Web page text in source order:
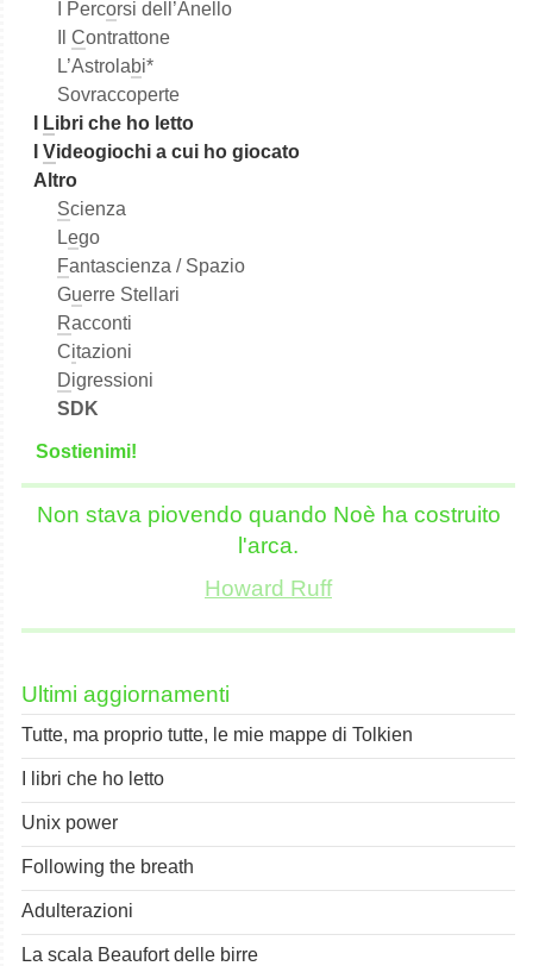
I Percorsi dell’Anello
Contrattone
L’Astrolabi*
Sovraccoperte
Libri che ho letto
Videogiochi a cui ho giocato
Altro
Scienza
Lego
Fantascienza / Spazio
Guerre Stellari
Racconti
Citazioni
Digressioni
SDK
Sostienimi!
Non stava piovendo quando Noè ha costruito
l'arca.
Howard Ruff
Ultimi aggiornamenti
Tutte, ma proprio tutte, le mie mappe di Tolkien
I libri che ho letto
Unix power
Following the breath
Adulterazioni
La scala Beaufort delle birre